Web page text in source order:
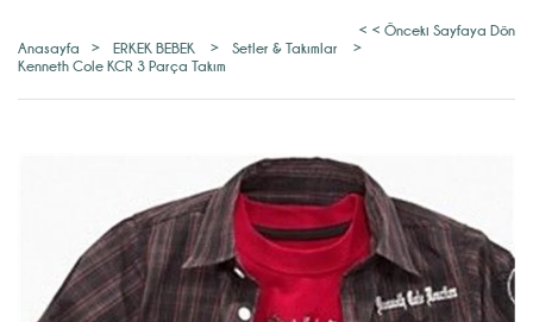
< < Önceki Sayfaya Dön
Anasayfa
> ERKEK BEBEK > Setler & Takımlar
>
Kenneth Cole KCR 3 Parça Takım